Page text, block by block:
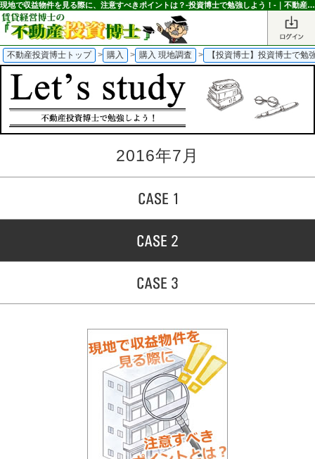
現地で収益物件を見る際に、注意すべきポイントは？-投資博士で勉強しよう！-｜不動産投資博士
不動産投資博士トップ > 購入 > 購入 現地調査 > 【投資博士】投資博士で勉
2016年7月